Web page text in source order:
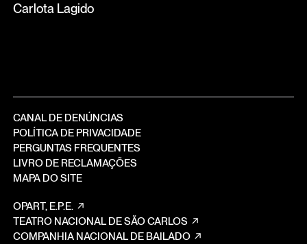
Carlota Lagido
CANAL DE DENÚNCIAS
POLÍTICA DE PRIVACIDADE
PERGUNTAS FREQUENTES
LIVRO DE RECLAMAÇÕES
MAPA DO SITE
OPART, E.P.E.
TEATRO NACIONAL DE SÃO CARLOS
COMPANHIA NACIONAL DE BAILADO